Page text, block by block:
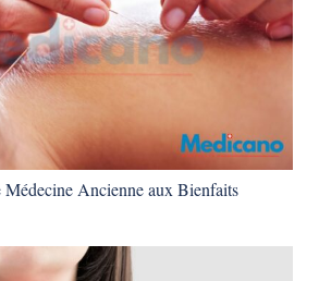
Médecine Ancienne aux Bienfaits